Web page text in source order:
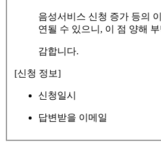
음성서비스 신청 증가 등의
연될 수 있으니, 이 점 양해
감합니다.
[신청 정보]
신청일시
답변받을 이메일